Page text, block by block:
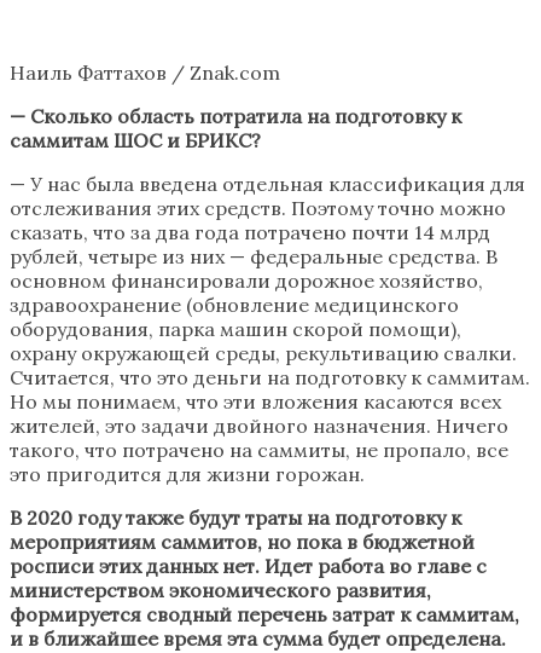
Наиль Фаттахов / Znak.com
— Сколько область потратила на подготовку к
саммитам ШОС и БРИКС?
— У нас была введена отдельная классификация для
отслеживания этих средств. Поэтому точно можно
сказать, что за два года потрачено почти 14 млрд
рублей, четыре из них — федеральные средства. В
основном финансировали дорожное хозяйство,
здравоохранение (обновление медицинского
оборудования, парка машин скорой помощи),
охрану окружающей среды, рекультивацию свалки.
Считается, что это деньги на подготовку к саммитам.
Но мы понимаем, что эти вложения касаются всех
жителей, это задачи двойного назначения. Ничего
такого, что потрачено на саммиты, не пропало, все
это пригодится для жизни горожан.
В 2020 году также будут траты на подготовку к
мероприятиям саммитов, но пока в бюджетной
росписи этих данных нет. Идет работа во главе с
министерством экономического развития,
формируется сводный перечень затрат к саммитам,
и в ближайшее время эта сумма будет определена.